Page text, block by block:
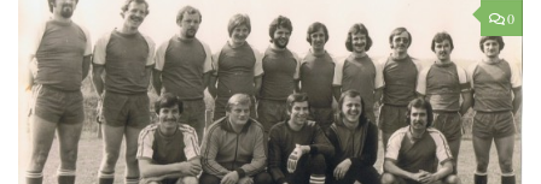
0